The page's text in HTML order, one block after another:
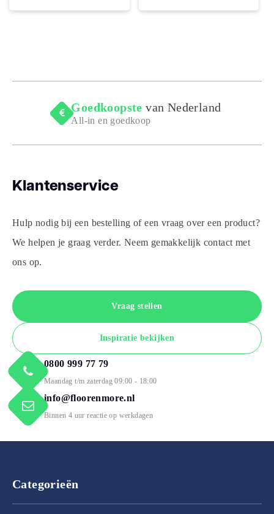
Goedkoopste van Nederland
All-in en goedkoop
Klantenservice
Hulp nodig bij een bestelling of een vraag over een product?
We helpen je graag verder. Neem gemakkelijk contact met
ons op.
Vraag stellen
Inspiratie bekijken
0800 999 77 79
Maandag t/m zaterdag 09:00 - 18:00
info@floorenmore.nl
Binnen 4 uur reactie op werkdagen
Categorieën